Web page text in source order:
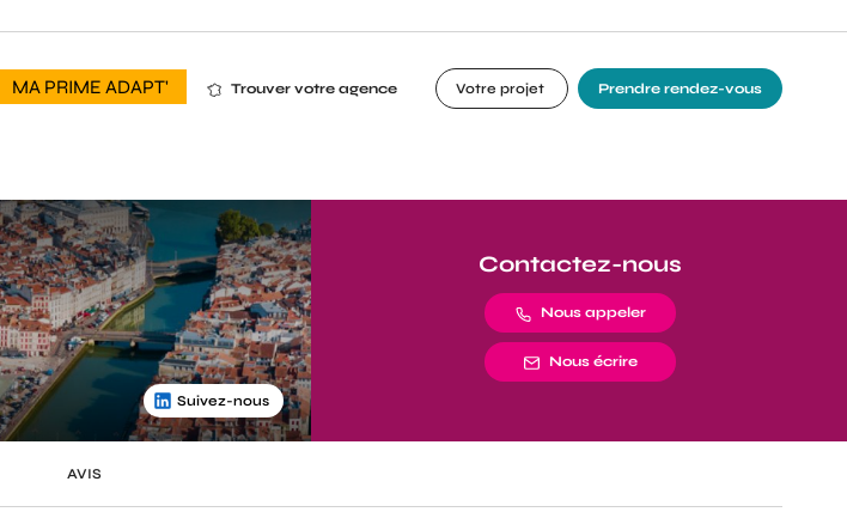
MA PRIME ADAPT' Trouver votre agence Votre projet Prendre rendez-vous
Suivez-nous
Contactez-nous
Nous appeler
Nous écrire
AVIS